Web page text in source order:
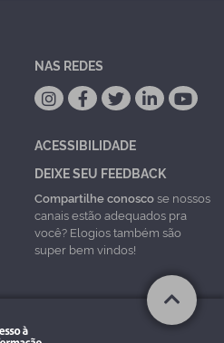
NAS REDES
ACESSIBILIDADE
DEIXE SEU FEEDBACK
Compartilhe conoscose nossos
canais estão adequados pra
você? Elogios também são
super bem vindos!